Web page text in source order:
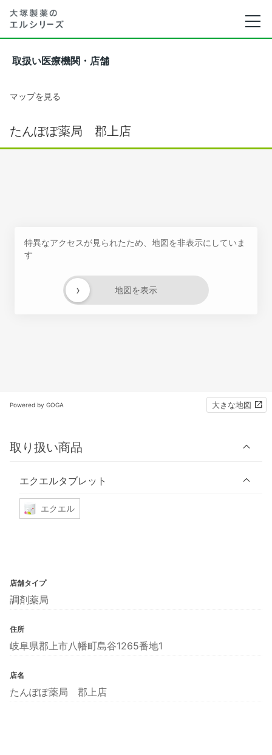
取扱い医療機関・店舗
マップを見る
たんぽぽ薬局 郡上店
特異なアクセスが見られたため、地図を非表示にしていま
す
地図を表示
›
Powered by GOGA 大きな地図
取り扱い商品
エクエルタブレット
エクエル
店舗タイプ
調剤薬局
住所
岐阜県郡上市八幡町島谷1265番地1
店名
たんぽぽ薬局 郡上店